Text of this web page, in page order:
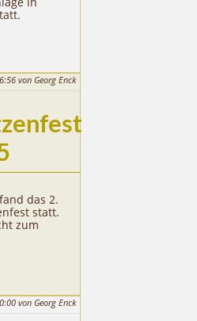
von Georg Enck
das 2.
statt.
zum
von Georg Enck